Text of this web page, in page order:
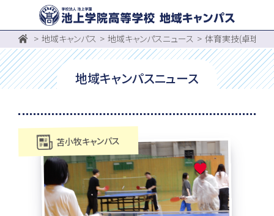
地域キャンパス 地域キャンパスニュース 体育実技(卓球・バ
地域キャンパスニュース
苫小牧キャンパス